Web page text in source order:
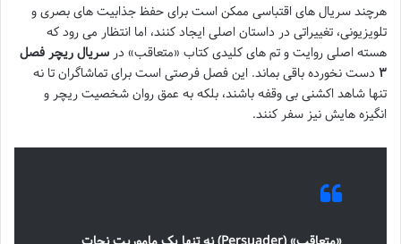
هرچند سریال های اقتباسی ممکن است برای حفظ جذابیت های بصری و
تلویزیونی، تغییراتی در داستان اصلی ایجاد کنند، اما انتظار می رود که
هسته اصلی روایت و تم های کلیدی کتاب «متعاقب» در سریال ریچر فصل
۳ دست نخورده باقی بماند. این فصل فرصتی است برای تماشاگران تا نه
تنها شاهد اکشنی بی وقفه باشند، بلکه به عمق روان شخصیت ریچر و
انگیزه هایش نیز سفر کنند.